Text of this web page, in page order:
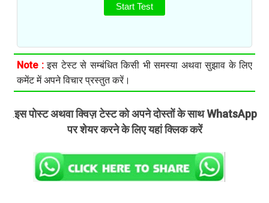
Start Test
Note :इस टेस्ट से सम्बंधित किसी भी समस्या अथवा सुझाव के लिए
कमेंट में अपने विचार प्रस्तुत करें।
.इस पोस्ट अथवा क्विज़ टेस्ट को अपने दोस्तों के साथ WhatsApp
पर शेयर करने के लिए यहां क्लिक करें